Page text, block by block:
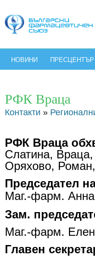
НОВИНИ ПРЕСЦЕНТЪР
РФК Враца
Контакти »
РФК Враца
Слатина,
Оряхово,
Председател
Маг.-фарм.
Зам.
Маг.-фарм.
Главен